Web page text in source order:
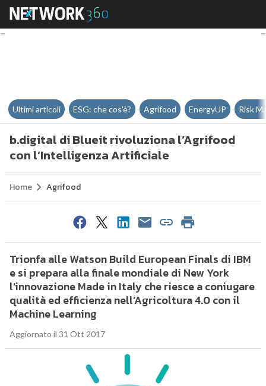
b.digital di Blueit rivoluziona
Ultimi articoli ESG: che cos'è? Agrifood EnergyUP Risk
b.digital di Blueit rivoluziona l’Agrifood
con l’Intelligenza Artificiale
Home Agrifood
Trionfa alle Watson Build European Finals di IBM
e si prepara alla finale mondiale di New York
l’innovazione Made in Italy che riesce a coniugare
qualità ed efficienza nell’Agricoltura 4.0 con il
Machine Learning
Aggiornato il 31 Ott 2017